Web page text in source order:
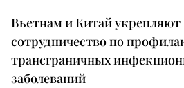
Вьетнам и Китай укрепляют
сотрудничество по
трансграничных
заболеваний